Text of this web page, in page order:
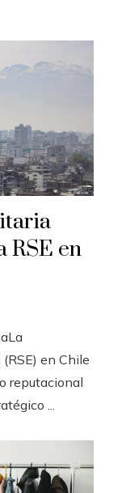
RSE en
en Chile
reputacional
...